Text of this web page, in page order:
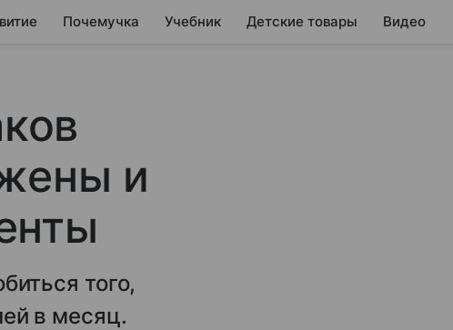
Почемучка Учебник Детские товары Видео
и
того,
в месяц.